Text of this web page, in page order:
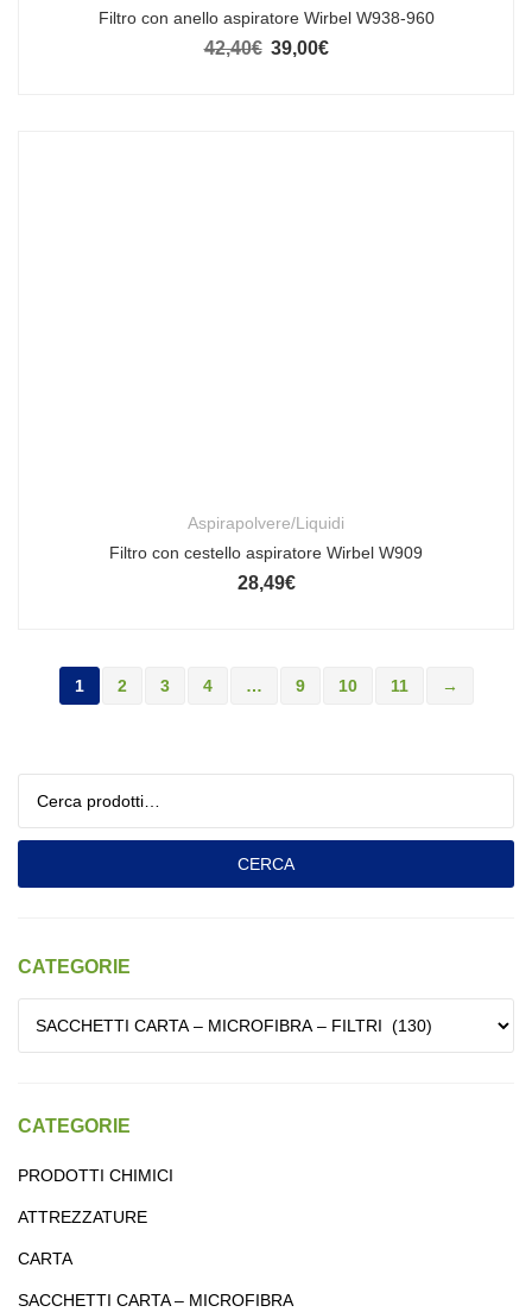
Filtro con anello aspiratore Wirbel W938-960
42,40€ Il prezzo originale era: 42,40€.
39,00€
Aspirapolvere/Liquidi
Filtro con cestello aspiratore Wirbel W909
28,49€
1 2 3 4 … 9 10 11 →
CERCA
CATEGORIE
CATEGORIE
PRODOTTI CHIMICI
ATTREZZATURE
CARTA
SACCHETTI CARTA – MICROFIBRA